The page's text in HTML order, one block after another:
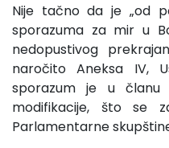
Nije tačno da je „od
sporazuma za mir u
nedopustivog
naročito Aneksa IV,
sporazum je u članu
modifikacije, što se
Parlamentarne